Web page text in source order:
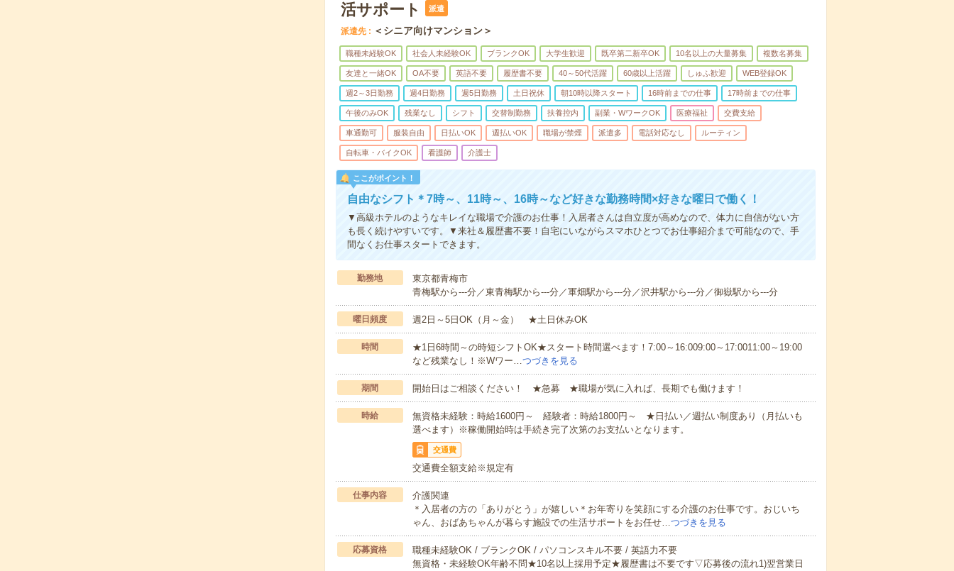
活サポート
派遣
派遣先 ＜シニア向けマンション＞
職種未経験OK 社会人未経験OK ブランクOK 大学生歓迎 既卒第二新卒OK 10名以上の大量募集 複数名募集
友達と一緒OK OA不要 英語不要 履歴書不要 40～50代活躍 60歳以上活躍 しゅふ歓迎 WEB登録OK
週2～3日勤務 週4日勤務 週5日勤務 土日祝休 朝10時以降スタート 16時前までの仕事 17時前までの仕事
午後のみOK 残業なし シフト 交替制勤務 扶養控内 副業・WワークOK 医療福祉 交費支給
車通勤可 服装自由 日払いOK 週払いOK 職場が禁煙 派遣多 電話対応なし ルーティン
自転車・バイクOK 看護師 介護士
ここがポイント！
自由なシフト＊7時～、11時～、16時～など好きな勤務時間×好きな曜日で働く！
▼高級ホテルのようなキレイな職場で介護のお仕事！入居者さんは自立度が高めなので、体力に自信がない方
も長く続けやすいです。▼来社＆履歴書不要！自宅にいながらスマホひとつでお仕事紹介まで可能なので、手
間なくお仕事スタートできます。
勤務地
東京都青梅市
青梅駅から---分／東青梅駅から---分／軍畑駅から---分／沢井駅から---分／御嶽駅から---分
曜日頻度 週2日～5日OK（月～金） ★土日休みOK
時間
★1日6時間～の時短シフトOK★スタート時間選べます！7:00～16:009:00～17:0011:00～19:00
など残業なし！※Wワー…つづきを見る
期間 開始日はご相談ください！ ★急募 ★職場が気に入れば、長期でも働けます！
時給
無資格未経験：時給1600円～ 経験者：時給1800円～ ★日払い／週払い制度あり（月払いも
選べます）※稼働開始時は手続き完了次第のお支払いとなります。
交通費
交通費全額支給※規定有
仕事内容
介護関連
＊入居者の方の「ありがとう」が嬉しい＊お年寄りを笑顔にする介護のお仕事です。おじいち
ゃん、おばあちゃんが暮らす施設での生活サポートをお任せ…つづきを見る
応募資格
職種未経験OK / ブランクOK / パソコンスキル不要 / 英語力不要
無資格・未経験OK年齢不問★10名以上採用予定★履歴書は不要です▽応募後の流れ1)翌営業日